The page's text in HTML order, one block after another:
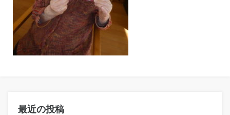
最近の投稿